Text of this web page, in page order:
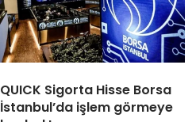
QUICK Sigorta Hisse Borsa
İstanbul’da işlem görmeye